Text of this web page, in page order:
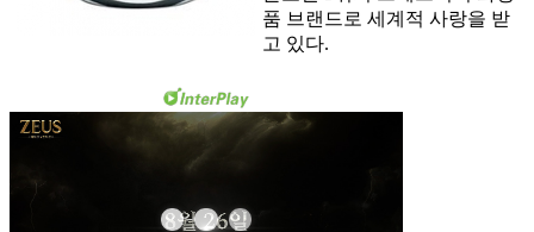
품 브랜드로 세계적 사랑을 받
고 있다.